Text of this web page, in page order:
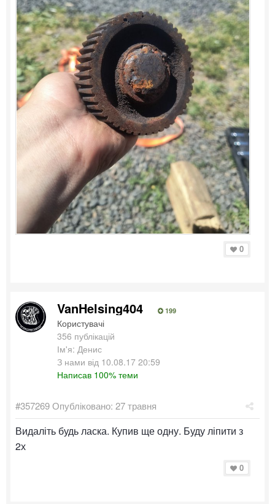
0
VanHelsing404 199
Користувачі
356 публікацій
Ім'я: Денис
З нами від 10.08.17 20:59
Написав 100% теми
#357269Опубліковано: 27 травня
Видаліть будь ласка. Купив ще одну. Буду ліпити з
2х
0